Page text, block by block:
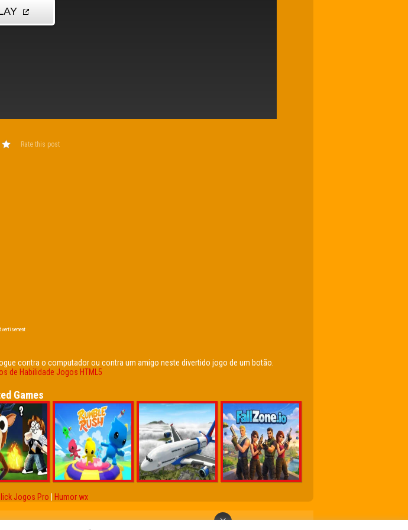
Rate this post
contra o computador ou contra um amigo neste divertido jogo de um botão.
de Habilidade Jogos HTML5
Games
Jogos Pro Humor wx
×